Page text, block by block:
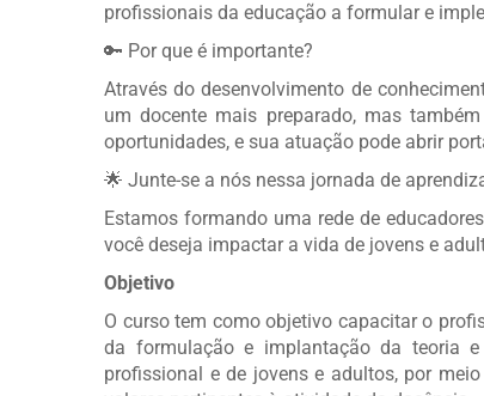
profissionais da educação a formular e
🔑 Por que é importante?
Através do desenvolvimento de
um docente mais preparado, mas
oportunidades, e sua atuação pode abrir
🌟 Junte-se a nós nessa jornada de
Estamos formando uma rede de
você deseja impactar a vida de jovens e
Objetivo
O curso tem como objetivo capacitar o
da formulação e implantação da teoria
profissional e de jovens e adultos, por